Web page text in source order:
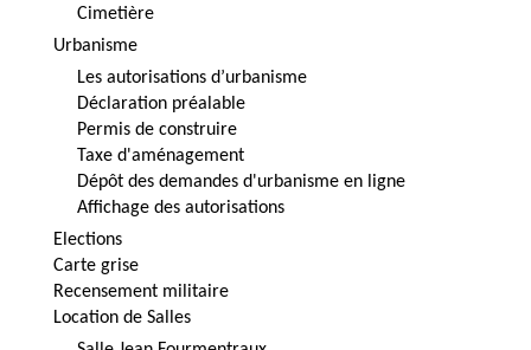
Cimetière
Urbanisme
Les autorisations d’urbanisme
Déclaration préalable
Permis de construire
Taxe d'aménagement
Dépôt des demandes d'urbanisme en ligne
Affichage des autorisations
Elections
Carte grise
Recensement militaire
Location de Salles